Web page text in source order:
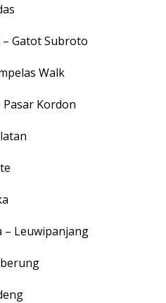
– Gatot Subroto
Walk
Pasar Kordon
– Leuwipanjang